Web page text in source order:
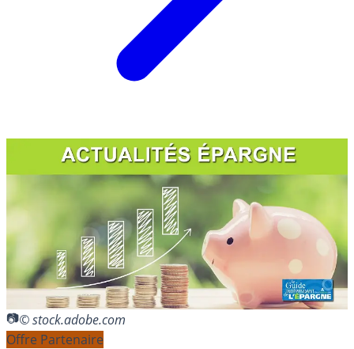
© stock.adobe.com
Offre Partenaire